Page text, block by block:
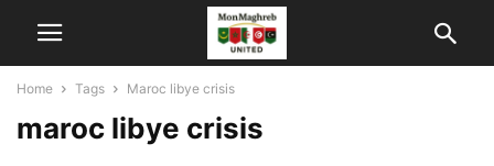
Home Tags Maroc libye crisis
maroc libye crisis